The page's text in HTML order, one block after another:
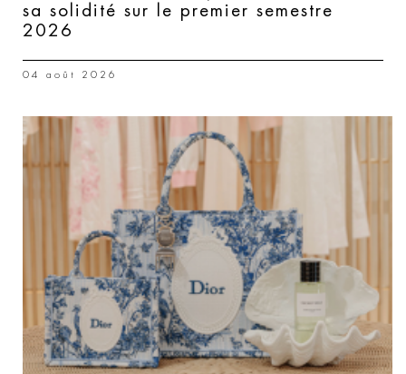
sa solidité sur le premier semestre
2026
04 août 2026